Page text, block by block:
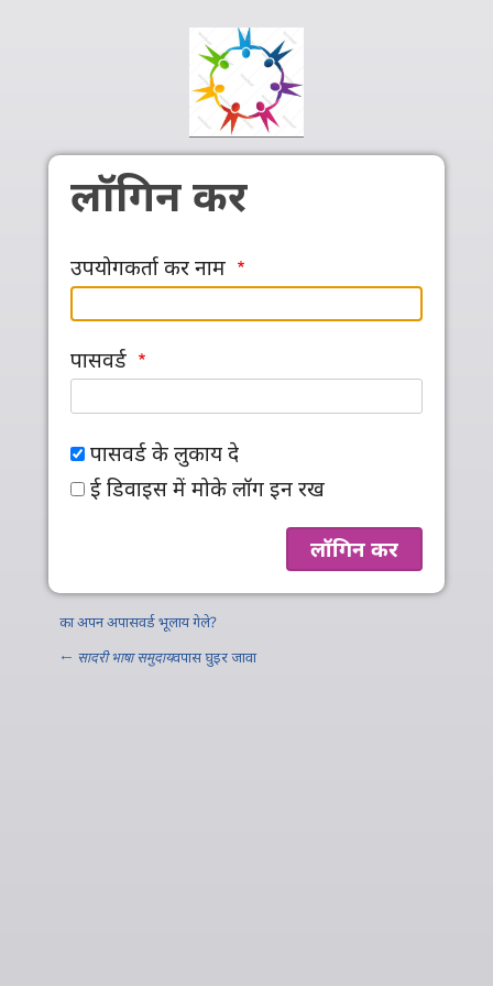
लॉगिन कर
उपयोगकर्ता कर नाम
पासवर्ड
पासवर्ड के लुकाय दे
ई डिवाइस में मोके लॉग इन रख
का अपन अपासवर्ड भूलाय गेले?
← सादरी भाषा समुदायवपास घुइर जावा